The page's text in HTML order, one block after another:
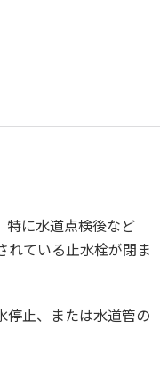
特に水道点検後など
れている止水栓が閉ま
停止、または水道管の